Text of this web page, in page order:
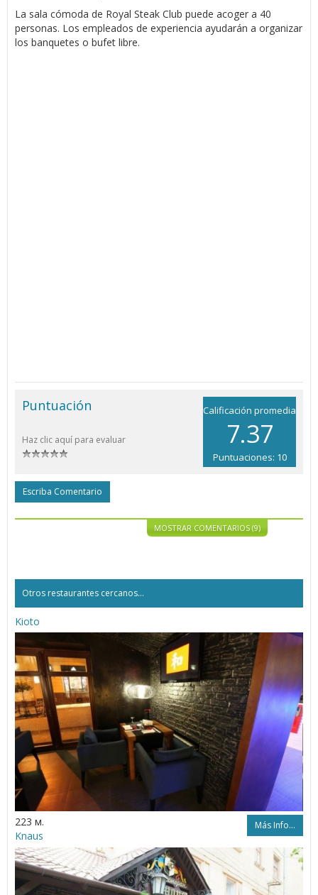
La sala cómoda de Royal Steak Club puede acoger a 40
personas. Los empleados de experiencia ayudarán a organizar
los banquetes o bufet libre.
Calificación promedia
7.37
Puntuaciones: 10
Puntuación
Haz clic aquí para evaluar
Escriba Comentario
MOSTRAR COMENTARIOS (9)
Otros restaurantes cercanos...
Kioto
223 м. Más Info...
Knaus